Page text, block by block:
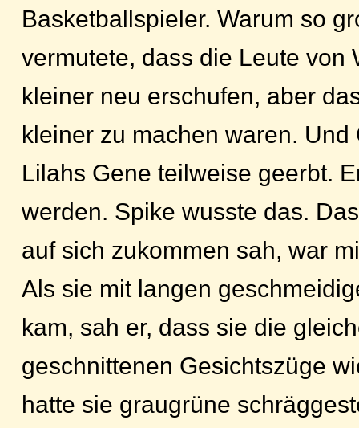
Basketballspieler. Warum so
vermutete, dass die Leute von
kleiner neu erschufen, aber
kleiner zu machen waren. Und
Lilahs Gene teilweise geerbt.
werden. Spike wusste das.
auf sich zukommen sah, war
Als sie mit langen
kam, sah er, dass sie die
geschnittenen Gesichtszüge
hatte sie graugrüne